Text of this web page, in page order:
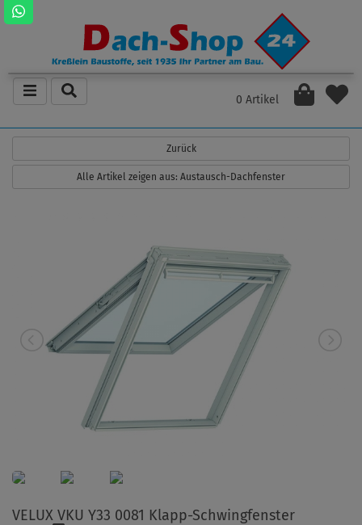
0 Artikel
Zurück
Alle Artikel zeigen aus: Austausch-Dachfenster
VELUX VKU Y33 0081 Klapp-Schwingfenster